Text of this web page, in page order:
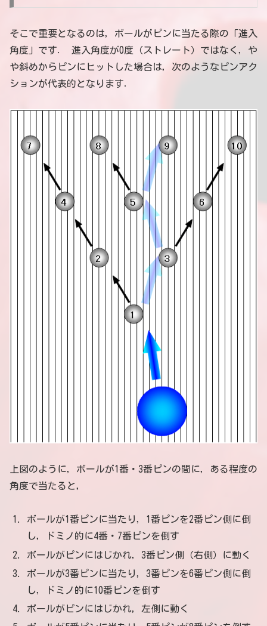
そこで重要となるのは，ボールがピンに当たる際の「進入
角度」です． 進入角度が0度（ストレート）ではなく，や
や斜めからピンにヒットした場合は，次のようなピンアク
ションが代表的となります．
上図のように，ボールが1番・3番ピンの間に，ある程度の
角度で当たると，
ボールが1番ピンに当たり，1番ピンを2番ピン側に倒
し，ドミノ的に4番・7番ピンを倒す
ボールがピンにはじかれ，3番ピン側（右側）に動く
ボールが3番ピンに当たり，3番ピンを6番ピン側に倒
し，ドミノ的に10番ピンを倒す
ボールがピンにはじかれ，左側に動く